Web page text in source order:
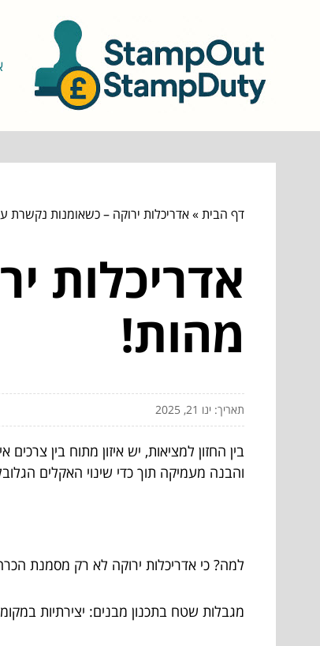
דף הבית»אדריכלות ירוקה – כשאומנות נקשרת
אדריכלות
מהות!
תאריך: ינו 21, 2025
בין החזון למציאות, יש איזון מתוח בין
והבנה מעמיקה תוך כדי שינוי האקלים
למה? כי אדריכלות ירוקה לא רק מסמנת
מגבלות שטח בתכנון מבנים: יצירתיות